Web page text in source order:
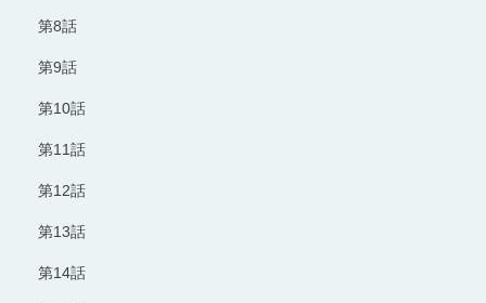
第8話
第9話
第10話
第11話
第12話
第13話
第14話